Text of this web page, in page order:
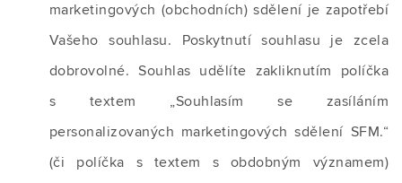
marketingových (obchodních) sdělení je zapotřebí
Vašeho souhlasu. Poskytnutí souhlasu je zcela
dobrovolné. Souhlas udělíte zakliknutím políčka
s textem „Souhlasím se zasíláním
personalizovaných marketingových sdělení SFM.“
(či políčka s textem s obdobným významem)